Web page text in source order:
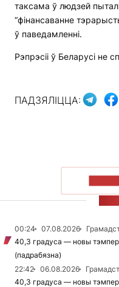
таксама ў людзей
“фінансаванне
ў паведамленні.
Рэпрэсіі ў Беларусі не
ПАДЗЯЛІЦЦА:
00:24 07.08.2026
40,3 градуса — новы
(падрабязна)
22:42
06.08.2026
40,3 градуса — новы